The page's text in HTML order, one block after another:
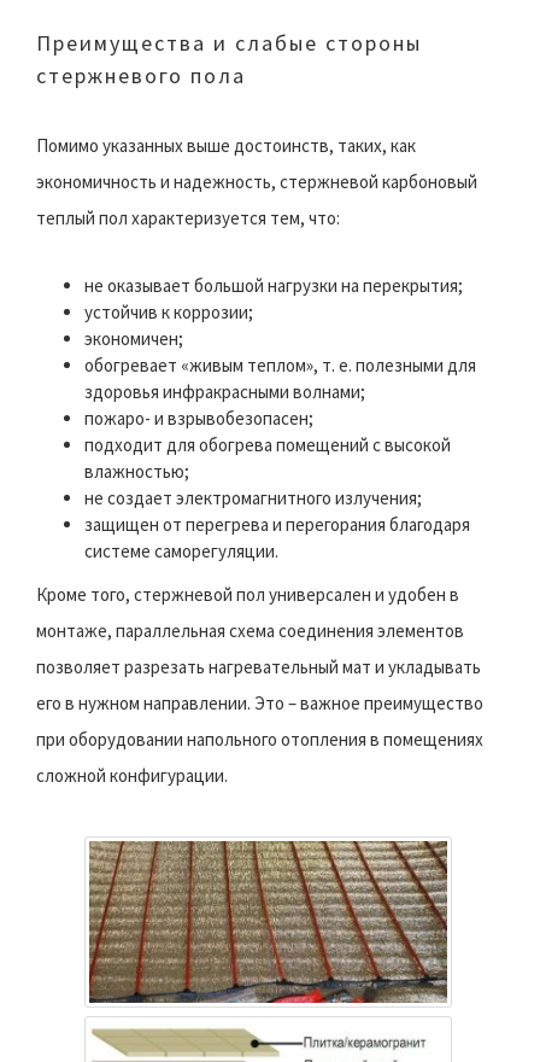
Преимущества и слабые стороны
стержневого пола
Помимо указанных выше достоинств, таких, как
экономичность и надежность, стержневой карбоновый
теплый пол характеризуется тем, что:
не оказывает большой нагрузки на перекрытия;
устойчив к коррозии;
экономичен;
обогревает «живым теплом», т. е. полезными для
здоровья инфракрасными волнами;
пожаро- и взрывобезопасен;
подходит для обогрева помещений с высокой
влажностью;
не создает электромагнитного излучения;
защищен от перегрева и перегорания благодаря
системе саморегуляции.
Кроме того, стержневой пол универсален и удобен в
монтаже, параллельная схема соединения элементов
позволяет разрезать нагревательный мат и укладывать
его в нужном направлении. Это – важное преимущество
при оборудовании напольного отопления в помещениях
сложной конфигурации.